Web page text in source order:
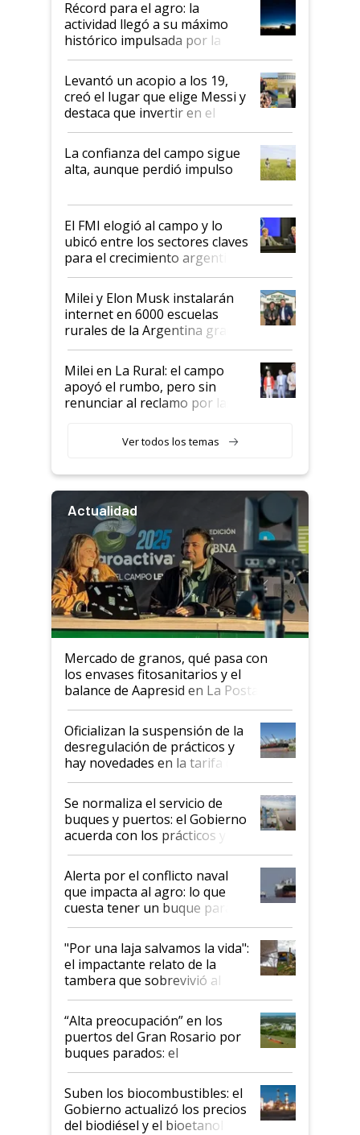
liderazgo en un semestre
récord
Récord para el agro: la
actividad llegó a su máximo
histórico impulsada por la
cosecha y las exportaciones
Levantó un acopio a los 19,
creó el lugar que elige Messi y
destaca que invertir en el
kirchnerismo era como "darle
plata a un hijo para droga":
Juan Félix Rossetti, el libertario
que de una dura crisis salió
de Milei
La confianza del campo sigue
alta, aunque perdió impulso
El FMI elogió al campo y lo
ubicó entre los sectores claves
para el crecimiento argentino
Milei y Elon Musk instalarán
internet en 6000 escuelas
rurales de la Argentina gracias
a un acuerdo con Starlink
Milei en La Rural: el campo
apoyó el rumbo, pero sin
renunciar al reclamo por las
Ver todos los temas
Actualidad
Mercado de granos, qué pasa con
los envases fitosanitarios y el
balance de Aapresid en La Posta
Oficializan la suspensión de la
desregulación de prácticos y
hay novedades en la tarifa de
la hidrovía
Se normaliza el servicio de
buques y puertos: el Gobierno
acuerda con los prácticos y
suspende el decreto de
desregulación
Alerta por el conflicto naval
que impacta al agro: lo que
cuesta tener un buque parado
y el peligro de que Argentina
pase a ser "país sucio"
"Por una laja salvamos la vida":
el impactante relato de la
tambera que sobrevivió al
tornado
“Alta preocupación” en los
puertos del Gran Rosario por
buques parados: el
funcionamiento de las
exportadoras en tensión tras
la medida de fuerza de los
prácticos
Suben los biocombustibles: el
Gobierno actualizó los precios
del biodiésel y el bioetanol